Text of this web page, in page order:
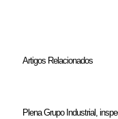
Artigos Relacionados
Plena Grupo Industrial,